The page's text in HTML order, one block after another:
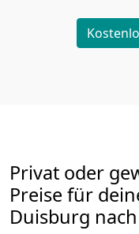
Privat oder
Preise für
Duisburg